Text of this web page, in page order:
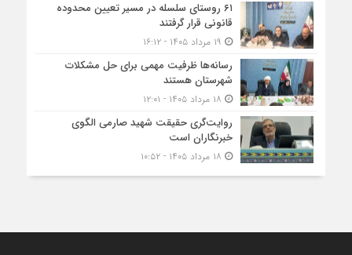
۶۱ روستای سلسله در مسیر تعیین محدوده
قانونی قرار گرفتند
رسانه‌ها ظرفیت مهمی برای حل مشکلات
شهرستان هستند
روایت‌گری حقیقت شهید صارمی الگوی
خبرنگاران است